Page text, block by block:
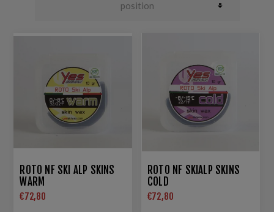
ROTO NF SKI ALP SKINS
WARM
€72,80
ROTO NF SKIALP SKINS
COLD
€72,80